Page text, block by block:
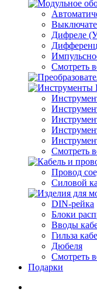
Дифреле
Смотреть
Смотреть
Провод
Силовой
DIN-рейка
Блоки
Вводы
Гильза
Дюбеля
Смотреть
Подарки